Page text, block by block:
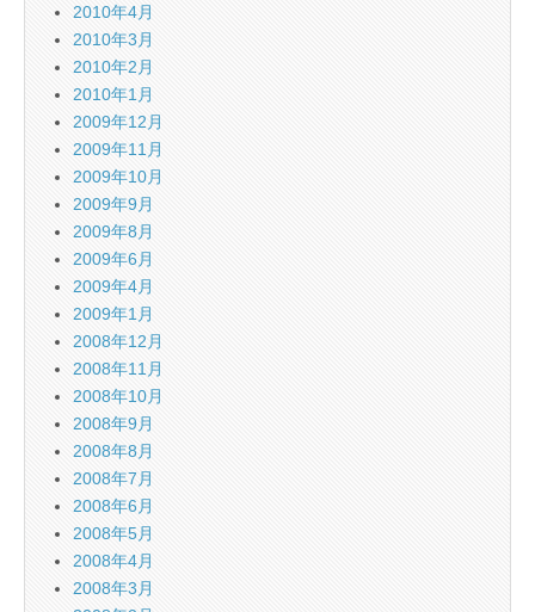
2010年4月
2010年3月
2010年2月
2010年1月
2009年12月
2009年11月
2009年10月
2009年9月
2009年8月
2009年6月
2009年4月
2009年1月
2008年12月
2008年11月
2008年10月
2008年9月
2008年8月
2008年7月
2008年6月
2008年5月
2008年4月
2008年3月